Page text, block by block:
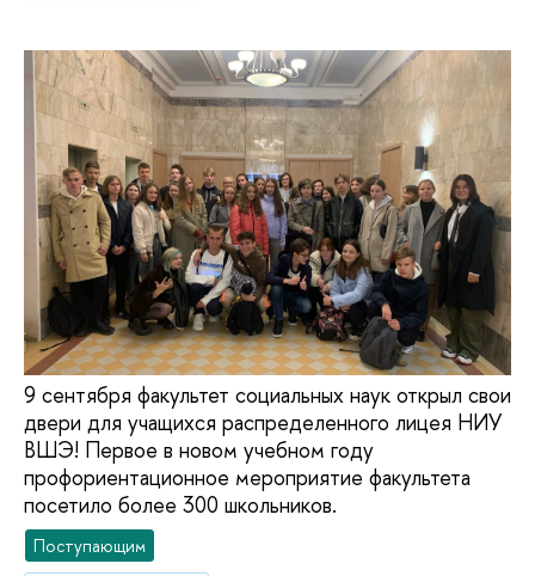
9 сентября факультет социальных наук открыл свои
двери для учащихся распределенного лицея НИУ
ВШЭ! Первое в новом учебном году
профориентационное мероприятие факультета
посетило более 300 школьников.
Поступающим